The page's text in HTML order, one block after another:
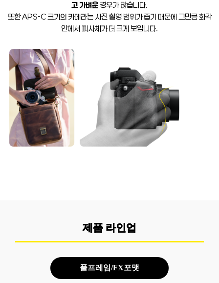
고 가벼운 경우가 많습니다.
또한 APS-C 크기의 카메라는 사진 촬영 범위가 좁기 때문에 그만큼 화각
안에서 피사체가 더 크게 보입니다.
제품 라인업
풀프레임/FX포맷